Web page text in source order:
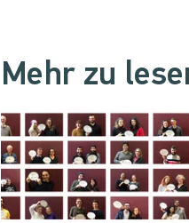
Mehr zu